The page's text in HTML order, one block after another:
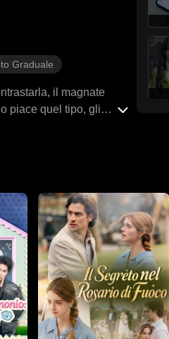
Graduale
il magnate
piace quel tipo, gli